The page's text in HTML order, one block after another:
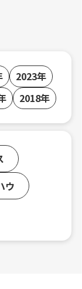
2023年
2018年
ウ